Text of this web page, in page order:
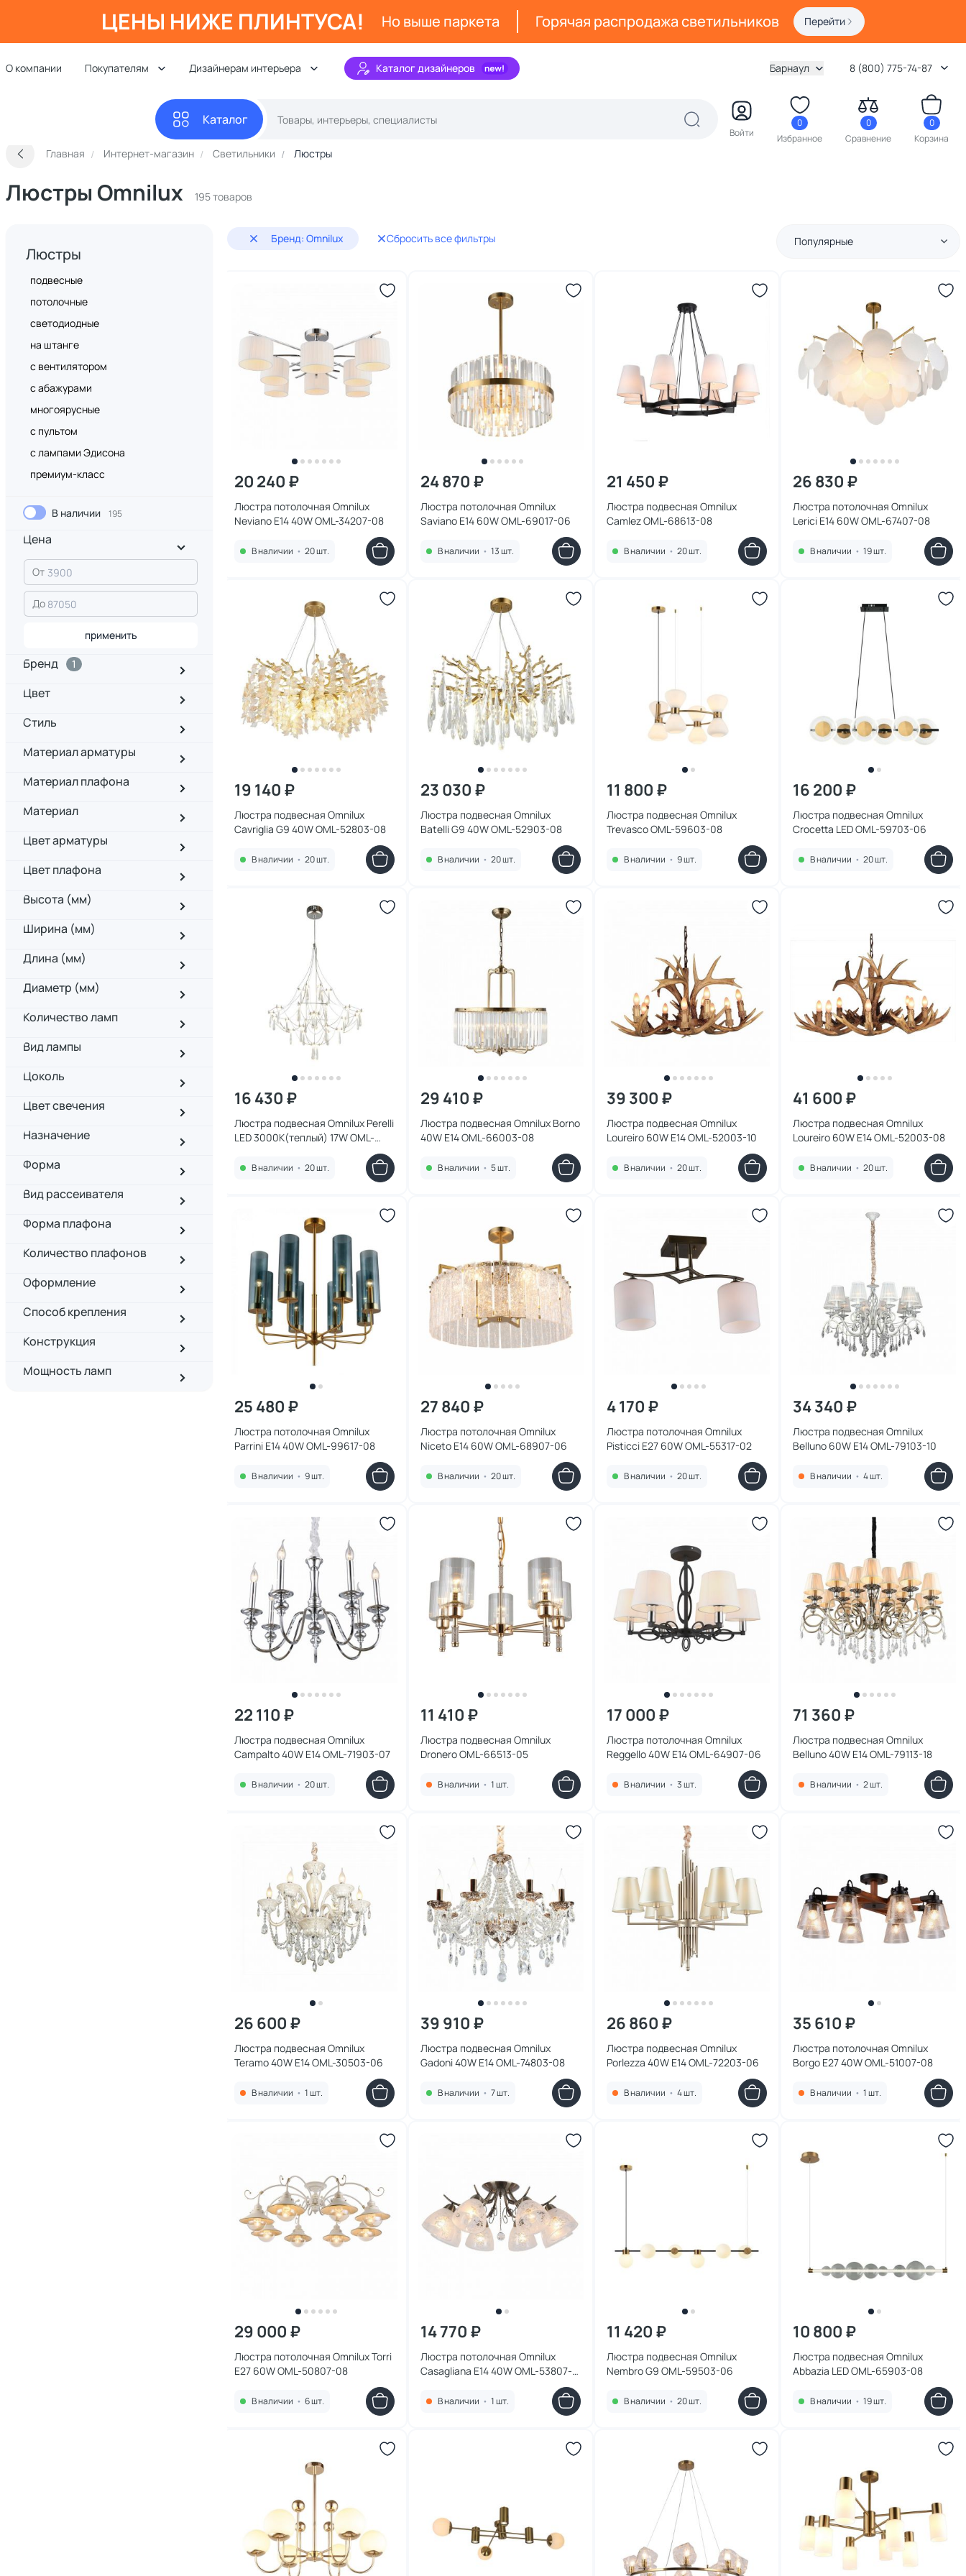
ЦЕНЫ НИЖЕ ПЛИНТУСА! Но выше паркета Горячая распродажа светильников Перейти
О компании Покупателям Дизайнерам интерьера Каталог дизайнеров Барнаул 8 (800) 775-74-87
Каталог
Войти
0
Избранное
0
Сравнение
0
Корзина
Главная Интернет-магазин Светильники Люстры
Люстры Omnilux 195 товаров
Люстры
подвесные
потолочные
светодиодные
на штанге
с вентилятором
с абажурами
многоярусные
с пультом
с лампами Эдисона
премиум-класс
В наличии 195
Цена
От
До
применить
Бренд 1
Цвет
Стиль
Материал арматуры
Материал плафона
Материал
Цвет арматуры
Цвет плафона
Высота (мм)
Ширина (мм)
Длина (мм)
Диаметр (мм)
Количество ламп
Вид лампы
Цоколь
Цвет свечения
Назначение
Форма
Вид рассеивателя
Форма плафона
Количество плафонов
Оформление
Способ крепления
Конструкция
Мощность ламп
Бренд: Omnilux Сбросить все фильтры Популярные
20 240 ₽
Люстра потолочная Omnilux
Neviano E14 40W OML-34207-08
В наличии • 20 шт.
24 870 ₽
Люстра потолочная Omnilux
Saviano E14 60W OML-69017-06
В наличии • 13 шт.
21 450 ₽
Люстра подвесная Omnilux
Camlez OML-68613-08
В наличии • 20 шт.
26 830 ₽
Люстра потолочная Omnilux
Lerici E14 60W OML-67407-08
В наличии • 19 шт.
19 140 ₽
Люстра подвесная Omnilux
Cavriglia G9 40W OML-52803-08
В наличии • 20 шт.
23 030 ₽
Люстра подвесная Omnilux
Batelli G9 40W OML-52903-08
В наличии • 20 шт.
11 800 ₽
Люстра подвесная Omnilux
Trevasco OML-59603-08
В наличии • 9 шт.
16 200 ₽
Люстра подвесная Omnilux
Crocetta LED OML-59703-06
В наличии • 20 шт.
16 430 ₽
Люстра подвесная Omnilux Perelli
LED 3000К(теплый) 17W OML-
В наличии • 20 шт.
29 410 ₽
Люстра подвесная Omnilux Borno
40W E14 OML-66003-08
В наличии • 5 шт.
39 300 ₽
Люстра подвесная Omnilux
Loureiro 60W E14 OML-52003-10
В наличии • 20 шт.
41 600 ₽
Люстра подвесная Omnilux
Loureiro 60W E14 OML-52003-08
В наличии • 20 шт.
25 480 ₽
Люстра потолочная Omnilux
Parrini E14 40W OML-99617-08
В наличии • 9 шт.
27 840 ₽
Люстра потолочная Omnilux
Niceto E14 60W OML-68907-06
В наличии • 20 шт.
4 170 ₽
Люстра потолочная Omnilux
Pisticci E27 60W OML-55317-02
В наличии • 20 шт.
34 340 ₽
Люстра подвесная Omnilux
Belluno 60W E14 OML-79103-10
В наличии • 4 шт.
22 110 ₽
Люстра подвесная Omnilux
Campalto 40W E14 OML-71903-07
В наличии • 20 шт.
11 410 ₽
Люстра подвесная Omnilux
Dronero OML-66513-05
В наличии • 1 шт.
17 000 ₽
Люстра потолочная Omnilux
Reggello 40W E14 OML-64907-06
В наличии • 3 шт.
71 360 ₽
Люстра подвесная Omnilux
Belluno 40W E14 OML-79113-18
В наличии • 2 шт.
26 600 ₽
Люстра подвесная Omnilux
Teramo 40W E14 OML-30503-06
В наличии • 1 шт.
39 910 ₽
Люстра подвесная Omnilux
Gadoni 40W E14 OML-74803-08
В наличии • 7 шт.
26 860 ₽
Люстра подвесная Omnilux
Porlezza 40W E14 OML-72203-06
В наличии • 4 шт.
35 610 ₽
Люстра потолочная Omnilux
Borgo E27 40W OML-51007-08
В наличии • 1 шт.
29 000 ₽
Люстра потолочная Omnilux Torri
E27 60W OML-50807-08
В наличии • 6 шт.
14 770 ₽
Люстра потолочная Omnilux
Casagliana E14 40W OML-53807-
В наличии • 1 шт.
11 420 ₽
Люстра подвесная Omnilux
Nembro G9 OML-59503-06
В наличии • 20 шт.
10 800 ₽
Люстра подвесная Omnilux
Abbazia LED OML-65903-08
В наличии • 19 шт.